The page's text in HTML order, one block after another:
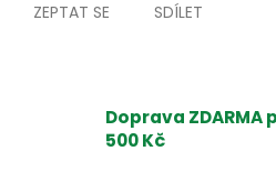
ZEPTAT SE SDÍLET
Doprava
500 Kč